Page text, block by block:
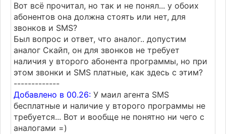
Вот всё прочитал, но так и не понял... у обоих
абонентов она должна стоять или нет, для
звонков и SMS?
Был вопрос и ответ, что аналог.. допустим
аналог Скайп, он для звонков не требует
наличия у второго абонента программы, но при
этом звонки и SMS платные, как здесь с этим?
-------------
Добавлено в 00.26: У маил агента SMS
бесплатные и наличие у второго программы не
требуется... Вот и вообще не понятно ни чего с
аналогами =)